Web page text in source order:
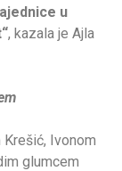
u
, kazala je Ajla
Ivonom
glumcem